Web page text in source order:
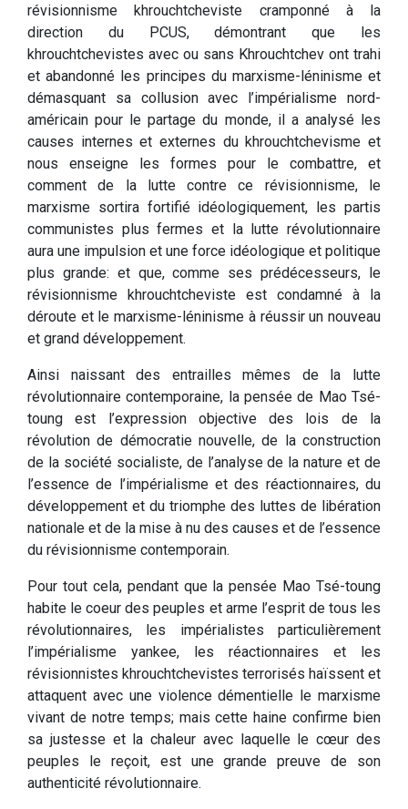
révisionnisme khrouchtcheviste cramponné à la
direction du PCUS, démontrant que les
khrouchtchevistes avec ou sans Khrouchtchev ont trahi
et abandonné les principes du marxisme-léninisme et
démasquant sa collusion avec l’impérialisme nord-
américain pour le partage du monde, il a analysé les
causes internes et externes du khrouchtchevisme et
nous enseigne les formes pour le combattre, et
comment de la lutte contre ce révisionnisme, le
marxisme sortira fortifié idéologiquement, les partis
communistes plus fermes et la lutte révolutionnaire
aura une impulsion et une force idéologique et politique
plus grande: et que, comme ses prédécesseurs, le
révisionnisme khrouchtcheviste est condamné à la
déroute et le marxisme-léninisme à réussir un nouveau
et grand développement.
Ainsi naissant des entrailles mêmes de la lutte
révolutionnaire contemporaine, la pensée de Mao Tsé-
toung est l’expression objective des lois de la
révolution de démocratie nouvelle, de la construction
de la société socialiste, de l’analyse de la nature et de
l’essence de l’impérialisme et des réactionnaires, du
développement et du triomphe des luttes de libération
nationale et de la mise à nu des causes et de l’essence
du révisionnisme contemporain.
Pour tout cela, pendant que la pensée Mao Tsé-toung
habite le coeur des peuples et arme l’esprit de tous les
révolutionnaires, les impérialistes particulièrement
l’impérialisme yankee, les réactionnaires et les
révisionnistes khrouchtchevistes terrorisés haïssent et
attaquent avec une violence démentielle le marxisme
vivant de notre temps; mais cette haine confirme bien
sa justesse et la chaleur avec laquelle le cœur des
peuples le reçoit, est une grande preuve de son
authenticité révolutionnaire.